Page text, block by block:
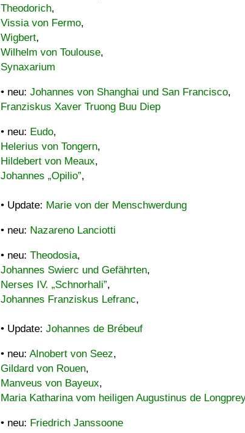
Theodorich,
Vissia von Fermo,
Wigbert,
Wilhelm von Toulouse,
Synaxarium
• neu: Johannes von Shanghai und San Francisco,
Franziskus Xaver Truong Buu Diep
• neu: Eudo,
Helerius von Tongern,
Hildebert von Meaux,
Johannes „Opilio”,
• Update: Marie von der Menschwerdung
• neu: Nazareno Lanciotti
• neu: Theodosia,
Johannes Swierc und Gefährten,
Nerses IV. „Schnorhali”,
Johannes Franziskus Lefranc,
• Update: Johannes de Brébeuf
• neu: Alnobert von Seez,
Gildard von Rouen,
Manveus von Bayeux,
Maria Katharina vom heiligen Augustinus de
• neu: Friedrich Janssoone